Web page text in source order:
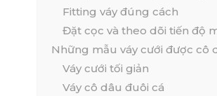
Fitting váy đúng cách
Đặt cọc và theo dõi tiến độ
Những mẫu váy cưới được cô
Váy cưới tối giản
Váy cô dâu đuôi cá